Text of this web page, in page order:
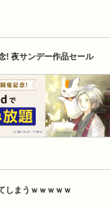
! 夜サンデー作品セール
しまうｗｗｗｗｗ